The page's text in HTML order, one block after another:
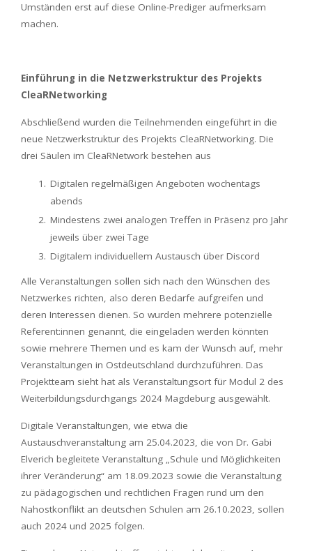
Umständen erst auf diese Online-Prediger aufmerksam
machen.
Einführung in die Netzwerkstruktur des Projekts
CleaRNetworking
Abschließend wurden die Teilnehmenden eingeführt in die
neue Netzwerkstruktur des Projekts CleaRNetworking. Die
drei Säulen im CleaRNetwork bestehen aus
Digitalen regelmäßigen Angeboten wochentags
abends
Mindestens zwei analogen Treffen in Präsenz pro Jahr
jeweils über zwei Tage
Digitalem individuellem Austausch über Discord
Alle Veranstaltungen sollen sich nach den Wünschen des
Netzwerkes richten, also deren Bedarfe aufgreifen und
deren Interessen dienen. So wurden mehrere potenzielle
Referent:innen genannt, die eingeladen werden könnten
sowie mehrere Themen und es kam der Wunsch auf, mehr
Veranstaltungen in Ostdeutschland durchzuführen. Das
Projektteam sieht hat als Veranstaltungsort für Modul 2 des
Weiterbildungsdurchgangs 2024 Magdeburg ausgewählt.
Digitale Veranstaltungen, wie etwa die
Austauschveranstaltung am 25.04.2023, die von Dr. Gabi
Elverich begleitete Veranstaltung „Schule und Möglichkeiten
ihrer Veränderung“ am 18.09.2023 sowie die Veranstaltung
zu pädagogischen und rechtlichen Fragen rund um den
Nahostkonflikt an deutschen Schulen am 26.10.2023, sollen
auch 2024 und 2025 folgen.